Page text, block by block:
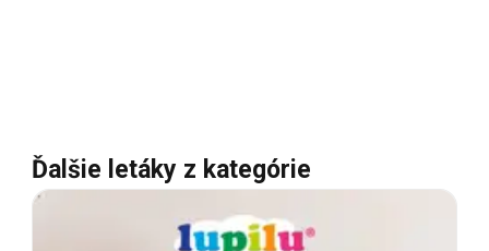
Ďalšie letáky z kategórie